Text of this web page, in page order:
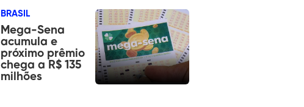
BRASIL
Mega-Sena
acumula e
próximo prêmio
chega a R$ 135
milhões